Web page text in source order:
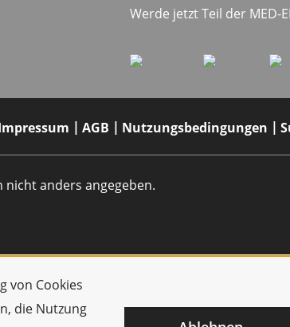
von Cookies
die Nutzung
Werde jetzt Teil der MED-
AGB Nutzungsbedingungen
nicht anders angegeben.